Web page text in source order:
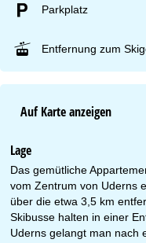
Parkplatz
Entfernung zum
Auf Karte anzeigen
Lage
Das gemütliche
vom Zentrum von Uderns
über die etwa 3,5 km
Skibusse halten in einer
Uderns gelangt man nach